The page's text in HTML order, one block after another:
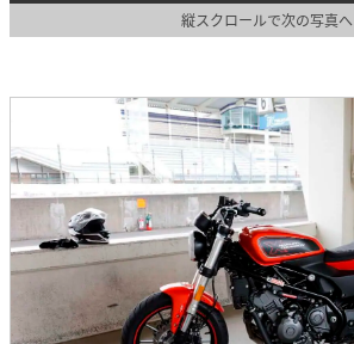
縦スクロールで次の写真へ